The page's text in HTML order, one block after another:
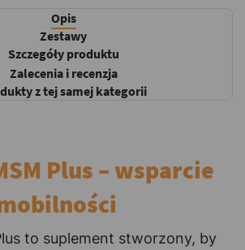
Opis
Zestawy
Szczegóły produktu
Zalecenia i recenzja
z tej samej kategorii
Plus – wsparcie
to suplement stworzony, by